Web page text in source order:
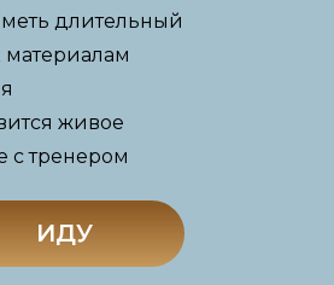
длительный
материалам
живое
с тренером
ИДУ